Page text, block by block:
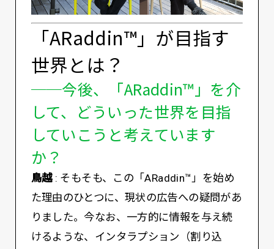
「ARaddin™️」が目指す
世界とは？
──今後、「ARaddin™️」を介
して、どういった世界を目指
していこうと考えています
か？
鳥越: そもそも、この「ARaddin™️」を始め
た理由のひとつに、現状の広告への疑問があ
りました。今なお、一方的に情報を与え続
けるような、インタラプション（割り込